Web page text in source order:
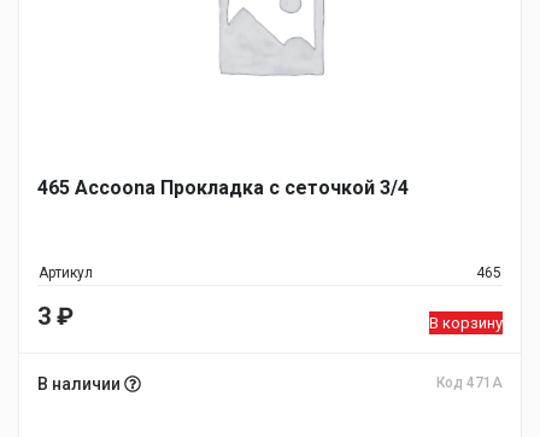
465 Accoona Прокладка с сеточкой 3/4
Артикул 465
3 ₽ В корзину
В наличии Код 471А